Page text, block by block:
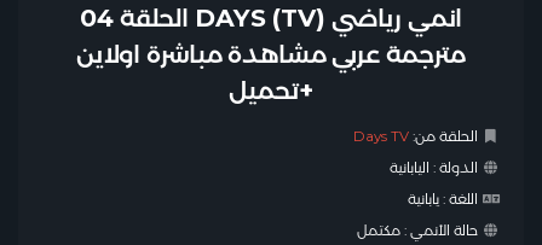
انمي رياضي DAYS (TV) الحلقة 04
مترجمة عربي مشاهدة مباشرة اولاين
+تحميل
الحلقة من:Days TV
الدولة : اليابانية
اللغة :يابانية
حالة الأنمي :مكتمل